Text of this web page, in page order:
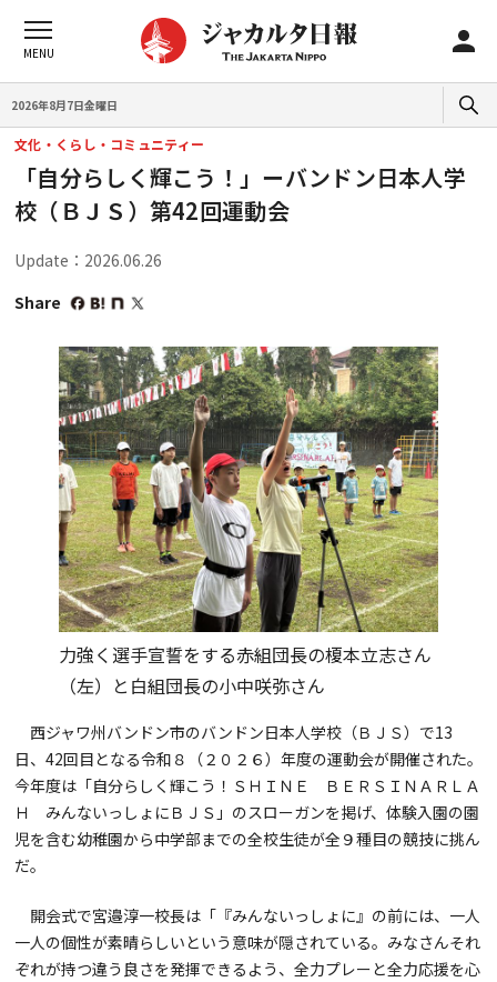
2026年8月7日金曜日
文化・くらし・コミュニティー
「自分らしく輝こう！」ーバンドン日本人学
校（ＢＪＳ）第42回運動会
Update：2026.06.26
Share
力強く選手宣誓をする赤組団長の榎本立志さん
（左）と白組団長の小中咲弥さん
西ジャワ州バンドン市のバンドン日本人学校（ＢＪＳ）で13
日、42回目となる令和８（２０２６）年度の運動会が開催された。
今年度は「自分らしく輝こう！ＳＨＩＮＥ ＢＥＲＳＩＮＡＲＬＡ
Ｈ みんないっしょにＢＪＳ」のスローガンを掲げ、体験入園の園
児を含む幼稚園から中学部までの全校生徒が全９種目の競技に挑ん
だ。
開会式で宮邉淳一校長は「『みんないっしょに』の前には、一人
一人の個性が素晴らしいという意味が隠されている。みなさんそれ
ぞれが持つ違う良さを発揮できるよう、全力プレーと全力応援を心